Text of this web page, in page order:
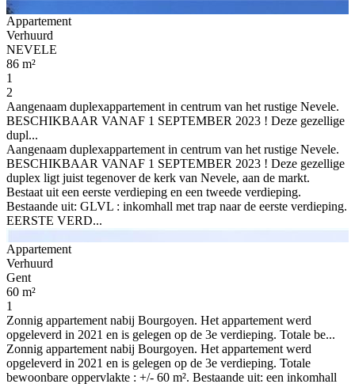
Appartement
Verhuurd
NEVELE
86 m²
1
2
Aangenaam duplexappartement in centrum van het rustige Nevele.
BESCHIKBAAR VANAF 1 SEPTEMBER 2023 ! Deze gezellige
dupl...
Aangenaam duplexappartement in centrum van het rustige Nevele.
BESCHIKBAAR VANAF 1 SEPTEMBER 2023 ! Deze gezellige
duplex ligt juist tegenover de kerk van Nevele, aan de markt.
Bestaat uit een eerste verdieping en een tweede verdieping.
Bestaande uit: GLVL : inkomhall met trap naar de eerste verdieping.
EERSTE VERD...
Appartement
Verhuurd
Gent
60 m²
1
Zonnig appartement nabij Bourgoyen. Het appartement werd
opgeleverd in 2021 en is gelegen op de 3e verdieping. Totale be...
Zonnig appartement nabij Bourgoyen. Het appartement werd
opgeleverd in 2021 en is gelegen op de 3e verdieping. Totale
bewoonbare oppervlakte : +/- 60 m². Bestaande uit: een inkomhall